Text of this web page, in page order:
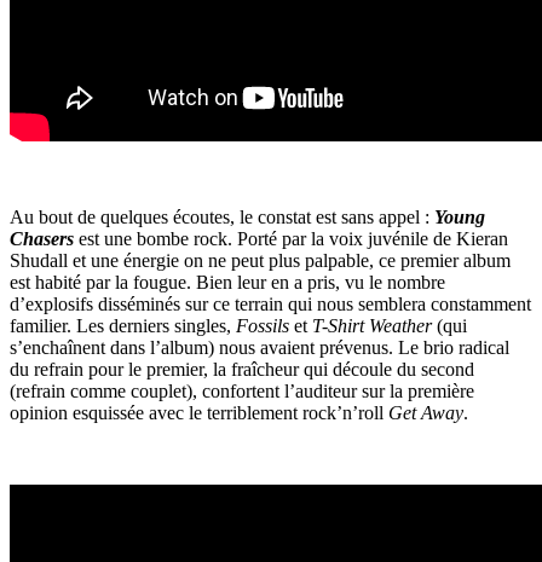
Au bout de quelques écoutes, le constat est sans appel : Young
Chasers est une bombe rock. Porté par la voix juvénile de Kieran
Shudall et une énergie on ne peut plus palpable, ce premier album
est habité par la fougue. Bien leur en a pris, vu le nombre
d’explosifs disséminés sur ce terrain qui nous semblera constamment
familier. Les derniers singles, Fossils et T-Shirt Weather(qui
s’enchaînent dans l’album) nous avaient prévenus. Le brio radical
du refrain pour le premier, la fraîcheur qui découle du second
(refrain comme couplet), confortent l’auditeur sur la première
opinion esquissée avec le terriblement rock’n’roll Get Away.